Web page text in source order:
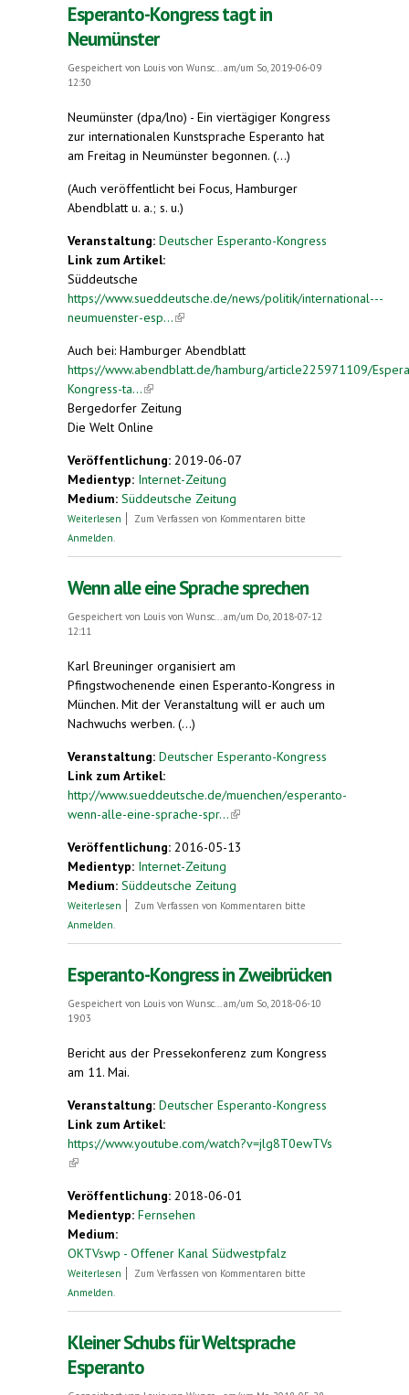
Esperanto-Kongress tagt in
Neumünster
Gespeichert von Louis von Wunsc...
am/um So, 2019-06-09
12:30
Neumünster (dpa/lno) - Ein viertägiger Kongress
zur internationalen Kunstsprache Esperanto hat
am Freitag in Neumünster begonnen. (...)
(Auch veröffentlicht bei Focus, Hamburger
Abendblatt u. a.; s. u.)
Veranstaltung: Deutscher Esperanto-Kongress
Link zum Artikel:
Süddeutsche
https://www.sueddeutsche.de/news/politik/international---
neumuenster-esp...(link is external)
Auch bei: Hamburger Abendblatt
https://www.abendblatt.de/hamburg/article225971109/
Kongress-ta...(link is external)
Bergedorfer Zeitung
Die Welt Online
Veröffentlichung: 2019-06-07
Medientyp: Internet-Zeitung
Medium: Süddeutsche Zeitung
Weiterlesen über Esperanto-Kongress tagt in Neumünster
Zum Verfassen von Kommentaren bitte
Anmelden
Wenn alle eine Sprache sprechen
Gespeichert von Louis von Wunsc...
am/um Do, 2018-07-12
12:11
Karl Breuninger organisiert am
Pfingstwochenende einen Esperanto-Kongress in
München. Mit der Veranstaltung will er auch um
Nachwuchs werben. (...)
Veranstaltung: Deutscher Esperanto-Kongress
Link zum Artikel:
http://www.sueddeutsche.de/muenchen/esperanto-
wenn-alle-eine-sprache-spr...(link is external)
Veröffentlichung: 2016-05-13
Medientyp: Internet-Zeitung
Medium: Süddeutsche Zeitung
Weiterlesen über Wenn alle eine Sprache sprechen
Zum Verfassen von Kommentaren bitte
Anmelden
Esperanto-Kongress in Zweibrücken
Gespeichert von Louis von Wunsc...
am/um So, 2018-06-10
19:03
Bericht aus der Pressekonferenz zum Kongress
am 11. Mai.
Veranstaltung: Deutscher Esperanto-Kongress
Link zum Artikel:
https://www.youtube.com/watch?v=jlg8T0ewTVs
(link is external)
Veröffentlichung: 2018-06-01
Medientyp: Fernsehen
Medium:
OKTVswp - Offener Kanal Südwestpfalz
Weiterlesen über Esperanto-Kongress in Zweibrücken
Zum Verfassen von Kommentaren bitte
Anmelden
Kleiner Schubs für Weltsprache
Esperanto